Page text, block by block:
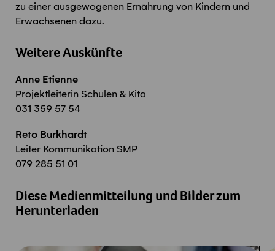
zu einer ausgewogenen Ernährung von Kindern und
Erwachsenen dazu.
Weitere Auskünfte
Anne Etienne
Projektleiterin Schulen & Kita
031 359 57 54
Reto Burkhardt
Leiter Kommunikation SMP
079 285 51 01
Diese Medienmitteilung und Bilder zum
Herunterladen